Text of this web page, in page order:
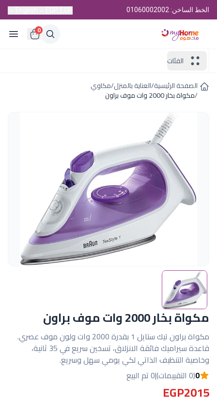
الخط الساخن: 01060002002
0
الفئات
الصفحة الرئيسية/العناية بالمنزل/مكاوي
/مكواة بخار 2000 وات موف براون
مكواة بخار 2000 وات موف براون
مكواة براون تيك ستايل 1 بقدرة 2000 وات ولون موف عصري.
قاعدة سيراميك فائقة الانزلاق، تسخين سريع في 35 ثانية،
وخاصية التنظيف الذاتي لكي يومي سهل وسريع.
0(0 التقييمات) |0 تم البيع
EGP2015